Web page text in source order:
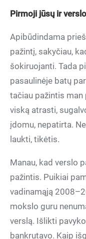
Pirmoji jūsų ir
Apibūdindama
pažintį, sakyčiau,
šokiruojanti. Tada
pasaulinėje batų
tačiau pažintis
viską atrasti,
įdomu, nepatirta.
laukti, tikėtis.
Manau, kad verslo
pažintis. Puikiai
vadinamąją
mokslo guru
verslą. Išlikti
bankrutavo. Kaip